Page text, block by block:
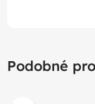
Podobné